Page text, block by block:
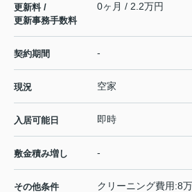
更新料 /
更新事務手数料
0ヶ月 / 2.2万円
契約期間 -
現況 空家
入居可能日 即時
敷金積み増し -
その他条件 クリーニング費用:8